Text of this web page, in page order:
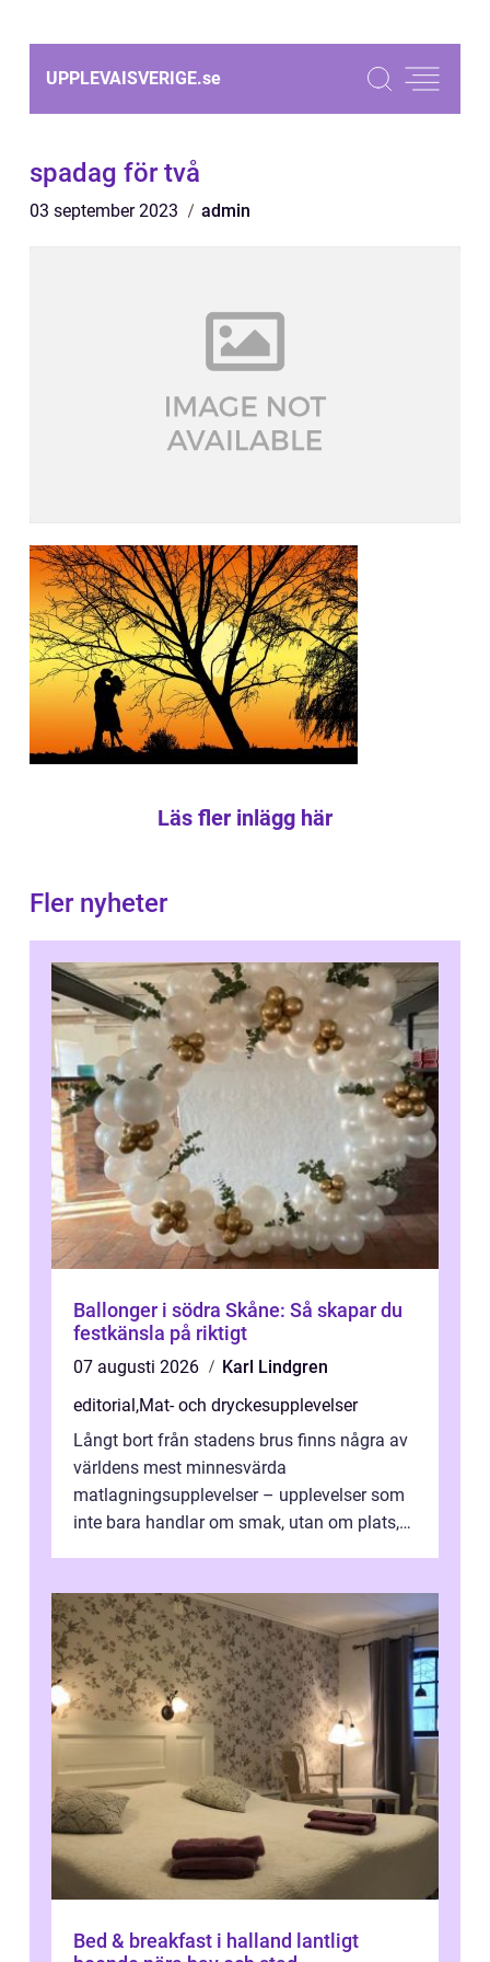
UPPLEVAISVERIGE.se
spadag för två
03 september 2023 admin
Läs fler inlägg här
Fler nyheter
Ballonger i södra Skåne: Så skapar du
festkänsla på riktigt
07 augusti 2026
Karl Lindgren
editorial,Mat- och dryckesupplevelser
Långt bort från stadens brus finns några av
världens mest minnesvärda
matlagningsupplevelser – upplevelser som
inte bara handlar om smak, utan om plats,
Bed & breakfast i halland lantligt